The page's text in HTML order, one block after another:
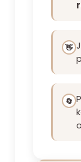
👋
🔄